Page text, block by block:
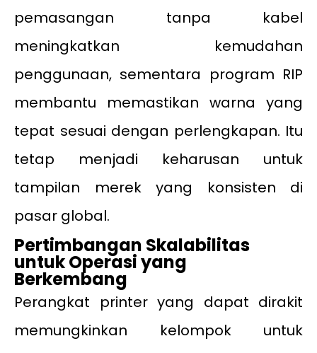
pemasangan tanpa kabel
meningkatkan kemudahan
penggunaan, sementara program RIP
membantu memastikan warna yang
tepat sesuai dengan perlengkapan. Itu
tetap menjadi keharusan untuk
tampilan merek yang konsisten di
pasar global.
Pertimbangan Skalabilitas
untuk Operasi yang
Berkembang
Perangkat printer yang dapat dirakit
memungkinkan kelompok untuk